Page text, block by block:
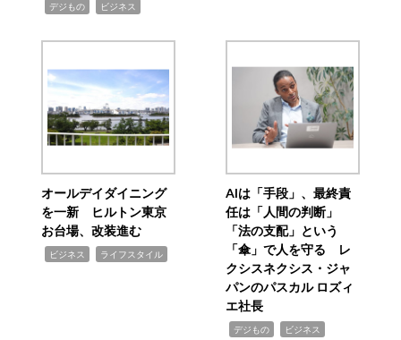
デジもの ビジネス
オールデイダイニング
を一新 ヒルトン東京
お台場、改装進む
ビジネス ライフスタイル
AIは「手段」、最終責
任は「人間の判断」
「法の支配」という
「傘」で人を守る レ
クシスネクシス・ジャ
パンのパスカル ロズィ
エ社長
デジもの ビジネス